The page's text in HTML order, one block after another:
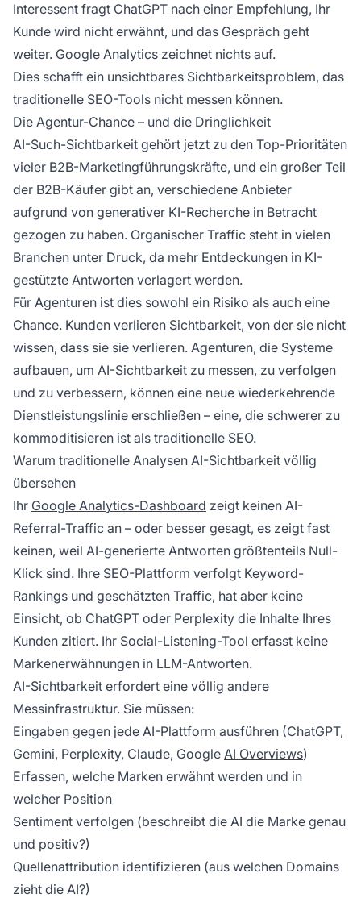
Interessent fragt ChatGPT nach einer Empfehlung, Ihr
Kunde wird nicht erwähnt, und das Gespräch geht
weiter. Google Analytics zeichnet nichts auf.
Dies schafft ein unsichtbares Sichtbarkeitsproblem, das
traditionelle SEO-Tools nicht messen können.
Die Agentur-Chance – und die Dringlichkeit
AI-Such-Sichtbarkeit gehört jetzt zu den Top-Prioritäten
vieler B2B-Marketingführungskräfte, und ein großer Teil
der B2B-Käufer gibt an, verschiedene Anbieter
aufgrund von generativer KI-Recherche in Betracht
gezogen zu haben. Organischer Traffic steht in vielen
Branchen unter Druck, da mehr Entdeckungen in KI-
gestützte Antworten verlagert werden.
Für Agenturen ist dies sowohl ein Risiko als auch eine
Chance. Kunden verlieren Sichtbarkeit, von der sie nicht
wissen, dass sie sie verlieren. Agenturen, die Systeme
aufbauen, um AI-Sichtbarkeit zu messen, zu verfolgen
und zu verbessern, können eine neue wiederkehrende
Dienstleistungslinie erschließen – eine, die schwerer zu
kommoditisieren ist als traditionelle SEO.
Warum traditionelle Analysen AI-Sichtbarkeit völlig
übersehen
Ihr Google Analytics-Dashboard zeigt keinen AI-
Referral-Traffic an – oder besser gesagt, es zeigt fast
keinen, weil AI-generierte Antworten größtenteils Null-
Klick sind. Ihre SEO-Plattform verfolgt Keyword-
Rankings und geschätzten Traffic, hat aber keine
Einsicht, ob ChatGPT oder Perplexity die Inhalte Ihres
Kunden zitiert. Ihr Social-Listening-Tool erfasst keine
Markenerwähnungen in LLM-Antworten.
AI-Sichtbarkeit erfordert eine völlig andere
Messinfrastruktur. Sie müssen:
Eingaben gegen jede AI-Plattform ausführen (ChatGPT,
Gemini, Perplexity, Claude, Google AI Overviews)
Erfassen, welche Marken erwähnt werden und in
welcher Position
Sentiment verfolgen (beschreibt die AI die Marke genau
und positiv?)
Quellenattribution identifizieren (aus welchen Domains
zieht die AI?)